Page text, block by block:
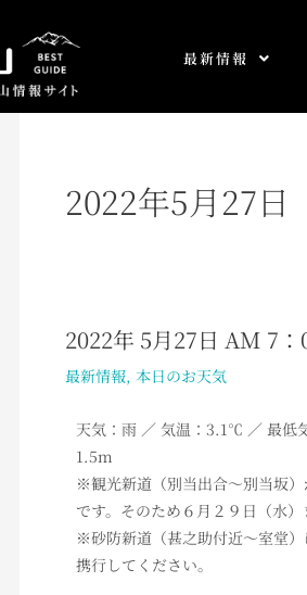
最新情報
2022年5月27日
2022年 5月27日 AM 7
最新情報, 本日のお天気
天気：雨 ／ 気温：3.1℃ ／ 最低
1.5m
※観光新道（別当出合～別当坂
です。そのため６月２９日（水
※砂防新道（甚之助付近～室堂
携行してください。
2022
年
月
27
日
AM
7：
00